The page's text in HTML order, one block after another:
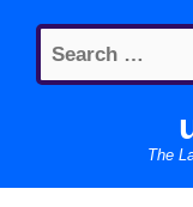
content
Search
for:
The